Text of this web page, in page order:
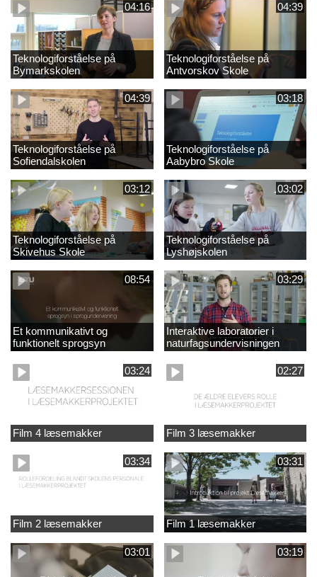
04:16
Teknologiforståelse på
Bymarkskolen
04:39
Teknologiforståelse på
Antvorskov Skole
04:39
Teknologiforståelse på
Sofiendalskolen
03:18
Teknologiforståelse på
Aabybro Skole
03:12
Teknologiforståelse på
Skivehus Skole
03:02
Teknologiforståelse på
Lyshøjskolen
08:54
Et kommunikativt og
funktionelt sprogsyn
03:29
Interaktive laboratorier i
naturfagsundervisningen
03:24
Film 4 læsemakker
02:27
Film 3 læsemakker
03:34
Film 2 læsemakker
03:31
Film 1 læsemakker
03:01 03:19